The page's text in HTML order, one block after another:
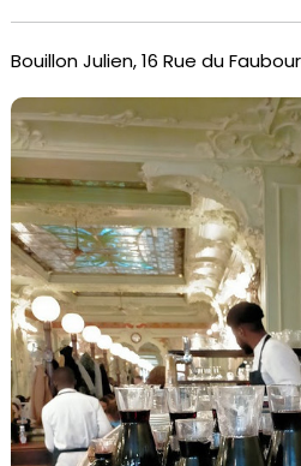
Bouillon Julien,16 Rue du